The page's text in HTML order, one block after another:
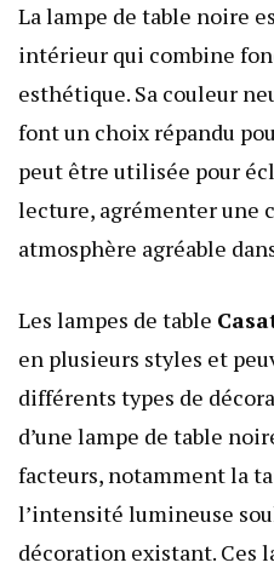
La lampe de table noire
intérieur qui combine
esthétique. Sa couleur
font un choix répandu
peut être utilisée pour
lecture, agrémenter une
atmosphère agréable
Les lampes de table
en plusieurs styles et
différents types de
d’une lampe de table
facteurs, notamment la
l’intensité lumineuse
décoration existant. Ces